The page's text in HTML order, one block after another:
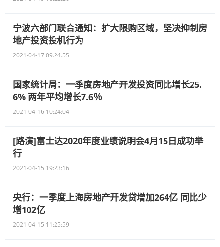
宁波六部门联合通知：扩大限购区域，坚决抑制房
地产投资投机行为
2021-04-17 09:24:55
国家统计局：一季度房地产开发投资同比增长25.
6% 两年平均增长7.6％
2021-04-16 10:24:04
[路演]富士达2020年度业绩说明会4月15日成功举
行
2021-04-15 19:23:16
央行：一季度上海房地产开发贷增加264亿 同比少
增102亿
2021-04-15 11:25:59